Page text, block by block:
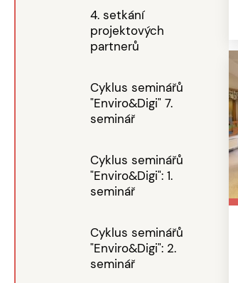
4. setkání
projektových
partnerů
Cyklus seminářů
"Enviro&Digi" 7.
seminář
Cyklus seminářů
"Enviro&Digi": 1.
seminář
Cyklus seminářů
"Enviro&Digi": 2.
seminář